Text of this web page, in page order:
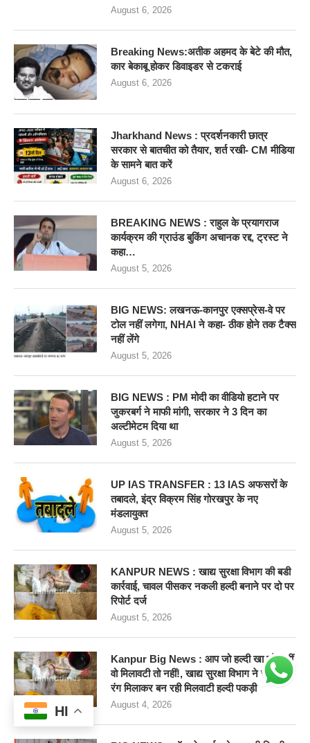
August 6, 2026
Breaking News:अतीक अहमद के बेटे की मौत,
कार बेकाबू होकर डिवाइडर से टकराई
August 6, 2026
Jharkhand News : प्रदर्शनकारी छात्र
सरकार से बातचीत को तैयार, शर्त रखी- CM मीडिया
के सामने बात करें
August 6, 2026
BREAKING NEWS : राहुल के प्रयागराज
कार्यक्रम की ग्राउंड बुकिंग अचानक रद्द, ट्रस्ट ने
कहा…
August 5, 2026
BIG NEWS: लखनऊ-कानपुर एक्सप्रेस-वे पर
टोल नहीं लगेगा, NHAI ने कहा- ठीक होने तक टैक्स
नहीं लेंगे
August 5, 2026
BIG NEWS : PM मोदी का वीडियो हटाने पर
जुकरबर्ग ने माफी मांगी, सरकार ने 3 दिन का
अल्टीमेटम दिया था
August 5, 2026
UP IAS TRANSFER : 13 IAS अफसरों के
तबादले, इंद्र विक्रम सिंह गोरखपुर के नए
मंडलायुक्त
August 5, 2026
KANPUR NEWS : खाद्य सुरक्षा विभाग की बडी
कार्रवाई, चावल पीसकर नकली हल्दी बनाने पर दो पर
रिपोर्ट दर्ज
August 5, 2026
Kanpur Big News : आप जो हल्दी खा रहे कहीं
वो मिलावटी तो नहीं!, खाद्य सुरक्षा विभाग ने चावल में
रंग मिलाकर बन रही मिलवाटी हल्दी पकड़ी
August 4, 2026
HI